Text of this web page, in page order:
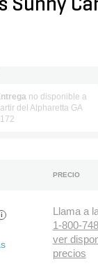
Sunny
no disponible a
del Alpharetta GA
PRECIO
i
Llama a
1-800-
ver
precios